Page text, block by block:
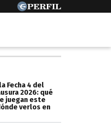
Fecha 4 del
2026: qué
juegan este
verlos en